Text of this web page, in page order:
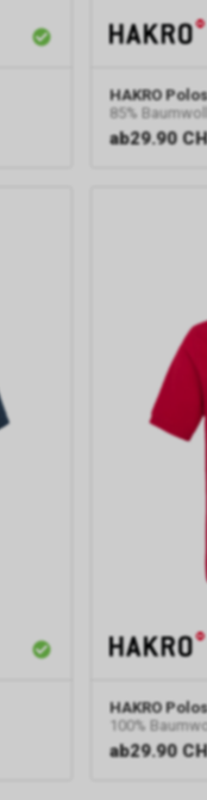
HAKRO
85%
ab29.90
HAKRO
100%
ab29.90